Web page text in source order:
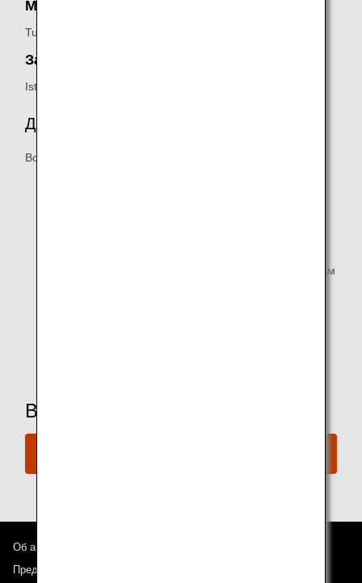
Miles&Smiles:
Turkish Airlines
Зал ожидания iGA Pop Up Lounge:
Istanbul Grand Airport (iGA)
Дополнительные принадлежности
Возможны следующие дополнительные удобства:
Алкогольные напитки подаются клиентам, достигшим
Вы готовы забронировать рейс?
Об авиакомпании ANA
Предложения и объявления